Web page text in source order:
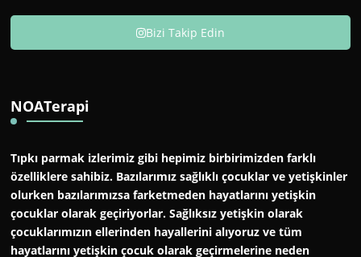
Bizi Takip Edin
NOATerapi
Tıpkı parmak izlerimiz gibi hepimiz birbirimizden farklı
özelliklere sahibiz. Bazılarımız sağlıklı çocuklar ve yetişkinler
olurken bazılarımızsa farketmeden hayatlarını yetişkin
çocuklar olarak geçiriyorlar. Sağlıksız yetişkin olarak
çocuklarımızın ellerinden hayallerini alıyoruz ve tüm
hayatlarını yetişkin çocuk olarak geçirmelerine neden